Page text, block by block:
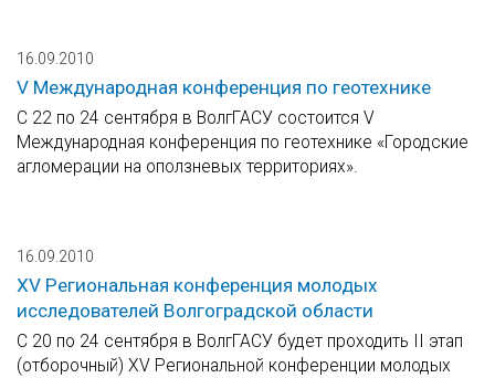
16.09.2010
V Международная конференция по геотехнике
С 22 по 24 сентября в ВолгГАСУ состоится V
Международная конференция по геотехнике «Городские
агломерации на оползневых территориях».
16.09.2010
XV Региональная конференция молодых
исследователей Волгоградской области
С 20 по 24 сентября в ВолгГАСУ будет проходить II этап
(отборочный) XV Региональной конференции молодых